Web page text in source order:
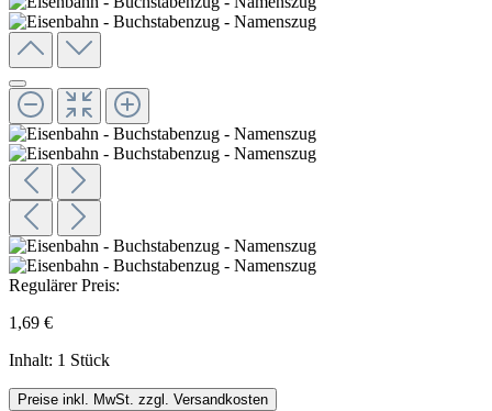
Regulärer Preis:
1,69 €
Inhalt: 1 Stück
Preise inkl. MwSt. zzgl. Versandkosten